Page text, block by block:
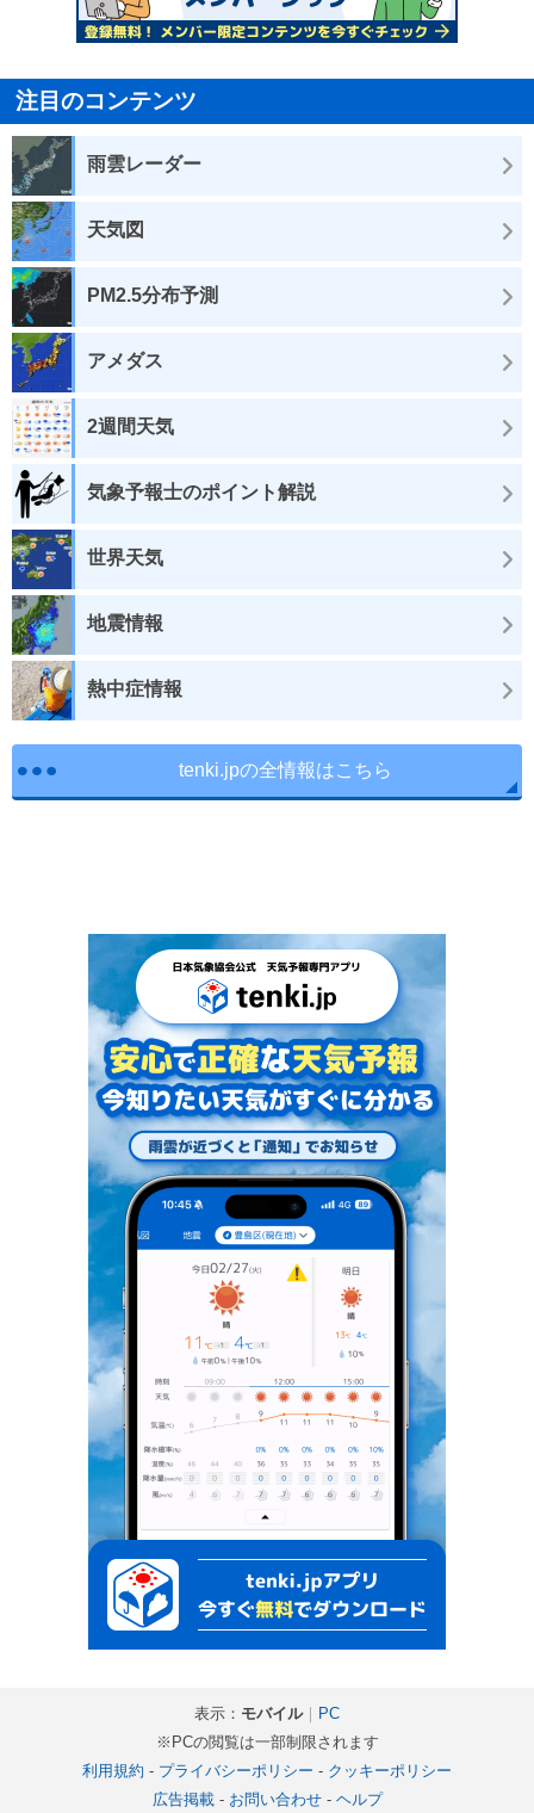
注目のコンテンツ
雨雲レーダー
天気図
PM2.5分布予測
アメダス
2週間天気
気象予報士のポイント解説
世界天気
地震情報
熱中症情報
tenki.jpの全情報はこちら
表示： モバイル｜ PC
※PCの閲覧は一部制限されます
利用規約 - プライバシーポリシー - クッキーポリシー
広告掲載- お問い合わせ- ヘルプ